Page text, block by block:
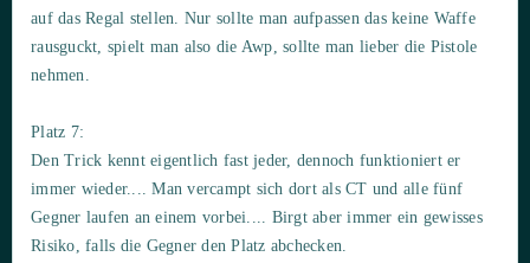
auf das Regal stellen. Nur sollte man aufpassen das keine Waffe
rausguckt, spielt man also die Awp, sollte man lieber die Pistole
nehmen.
Platz 7:
Den Trick kennt eigentlich fast jeder, dennoch funktioniert er
immer wieder.... Man vercampt sich dort als CT und alle fünf
Gegner laufen an einem vorbei.... Birgt aber immer ein gewisses
Risiko, falls die Gegner den Platz abchecken.